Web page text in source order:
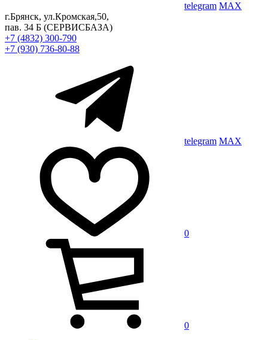
telegram MAX
г.Брянск, ул.Кромская,50,
пав. 34 Б (СЕРВИСБАЗА)
+7 (4832) 300-790
+7 (930) 736-80-88
telegram MAX
0
0